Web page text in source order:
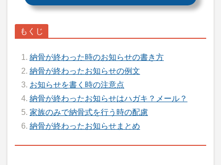
納骨が終わった時のお知らせの書き方
納骨が終わったお知らせの例文
お知らせを書く時の注意点
納骨が終わったお知らせはハガキ？メール？
家族のみで納骨式を行う時の配慮
納骨が終わったお知らせまとめ